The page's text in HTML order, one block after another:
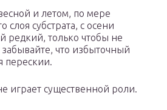
и летом, по мере
слоя субстрата, с осени
редкий, только чтобы не
что избыточный
перескии.
играет существенной роли.